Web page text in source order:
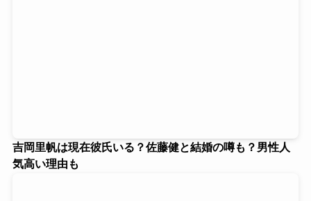
吉岡里帆は現在彼氏いる？佐藤健と結婚の噂も？男性人
気高い理由も